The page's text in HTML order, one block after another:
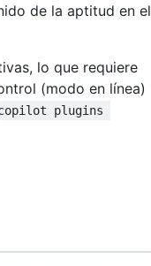
de la aptitud en el
lo que requiere
(modo en línea)
plugins